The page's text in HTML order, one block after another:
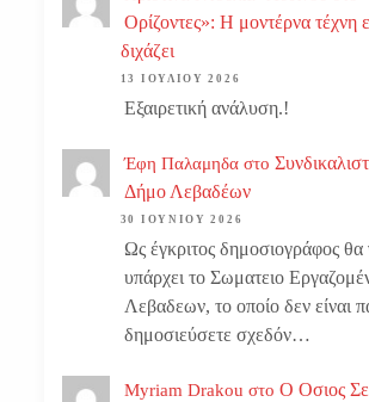
Ορίζοντες»: Η μοντέρνα τέχνη
διχάζει
13 ΙΟΥΛΊΟΥ 2026
Εξαιρετική ανάλυση.!
Έφη Παλαμηδα στο
Δήμο Λεβαδέων
30 ΙΟΥΝΊΟΥ 2026
Ως έγκριτος δημοσιογράφος θα
υπάρχει το Σωματειο
Λεβαδεων, το οποίο δεν είναι
δημοσιεύσετε σχεδόν…
Myriam Drakou στο Ο Οσιος